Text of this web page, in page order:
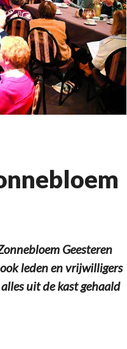
Geesteren
leden en vrijwilligers
uit de kast gehaald